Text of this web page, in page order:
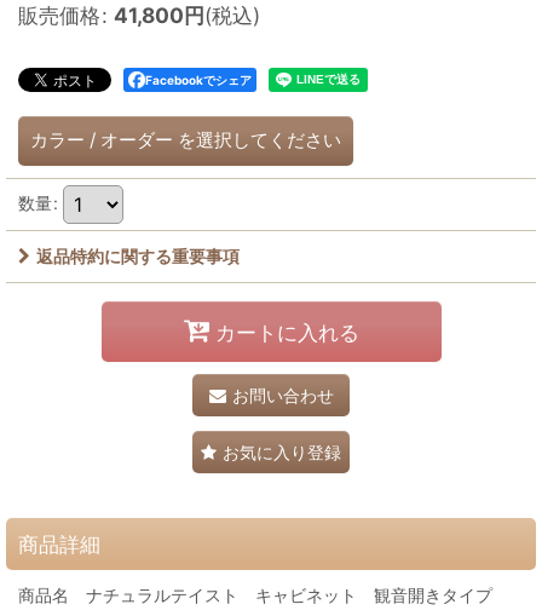
販売価格: 41,800円(税込)
Facebookでシェア
カラー / オーダー を選択してください
数量:
返品特約に関する重要事項
カートに入れる
お問い合わせ
お気に入り登録
商品詳細
商品名 ナチュラルテイスト キャビネット 観音開きタイプ